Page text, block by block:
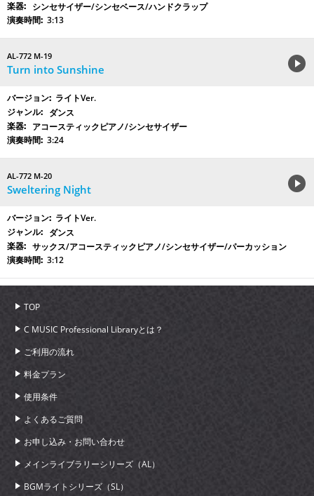
シンセサイザー/シンセベース/ハンドクラップ
3:13
AL-772 M-19
Turn into Sunshine
ライトVer.
ダンス
アコースティックピアノ/シンセサイザー
3:24
AL-772 M-20
Sweltering Night
ライトVer.
ダンス
サックス/アコースティックピアノ/シンセサイザー/パーカッション
3:12
TOP
C MUSIC Professional Libraryとは？
ご利用の流れ
料金プラン
使用条件
よくあるご質問
お申し込み・お問い合わせ
メインライブラリーシリーズ（AL）
BGMライトシリーズ（SL）